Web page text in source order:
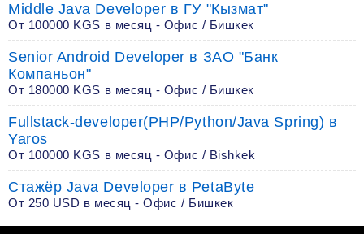
Middle Java Developer в ГУ "Кызмат"
От 100000 KGS в месяц - Офис / Бишкек
Senior Android Developer в ЗАО "Банк
Компаньон"
От 180000 KGS в месяц - Офис / Бишкек
Fullstack-developer(PHP/Python/Java Spring) в
Yaros
От 100000 KGS в месяц - Офис / Bishkek
Стажёр Java Developer в PetaByte
От 250 USD в месяц - Офис / Бишкек